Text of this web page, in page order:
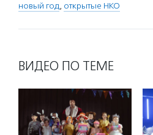
новый год, открытые НКО
ВИДЕО ПО ТЕМЕ